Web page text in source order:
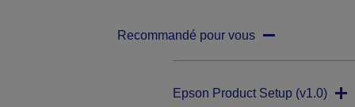
Recommandé pour vous
Epson Product Setup (v1.0)